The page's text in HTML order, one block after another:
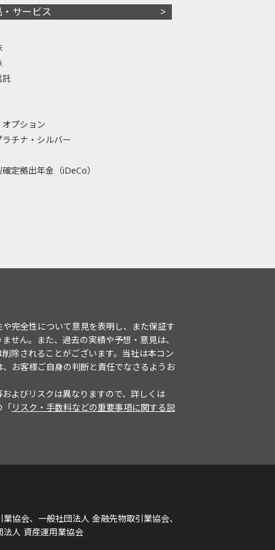
・サービス
託
プション
ラチナ・シルバー
定拠出年金（iDeCo）
完全性について意見を表明し、また保証す
せん。また、過去の実績や予想・意見は、
除されることがございます。当社は本コン
お客様ご自身の判断と責任でなさるようお
よびリスクは異なりますので、詳しくは
「リスク・手数料などの重要事項に関する説
協会、一般社団法人 金融先物取引業協会、
人 資産運用業協会